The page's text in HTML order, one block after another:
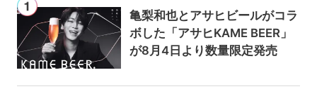
亀梨和也とアサヒビールがコラ
ボした「アサヒKAME BEER」
が8月4日より数量限定発売